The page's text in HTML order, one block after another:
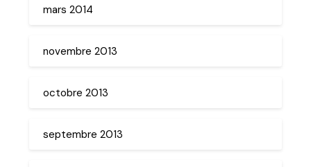
mars 2014
novembre 2013
octobre 2013
septembre 2013